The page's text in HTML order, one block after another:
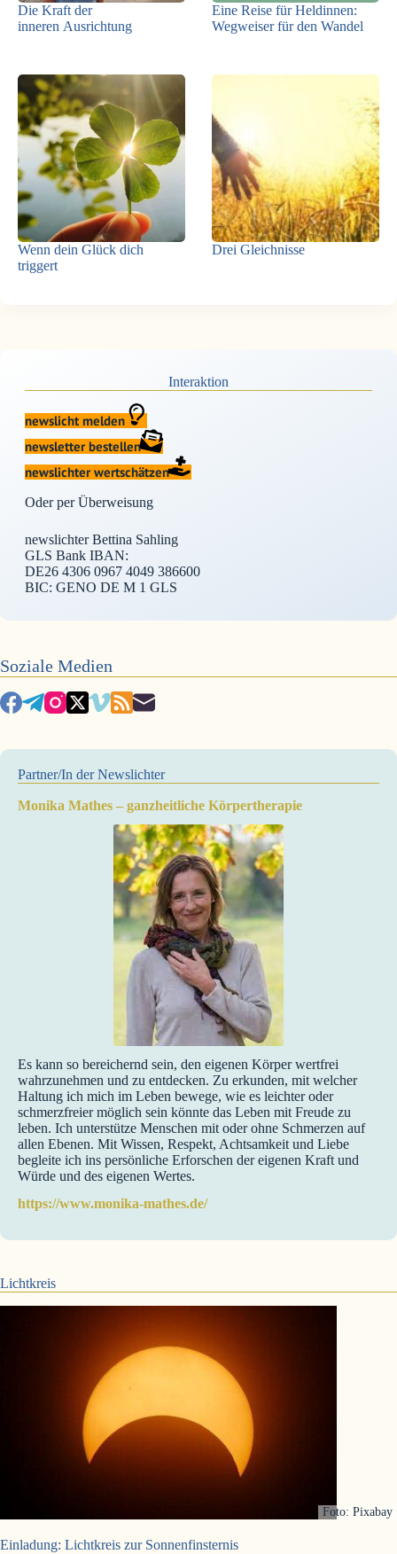
Die Kraft der
inneren Ausrichtung
Eine Reise für Heldinnen:
Wegweiser für den Wandel
Wenn dein Glück dich
triggert
Drei Gleichnisse
Interaktion
newslicht melden
newsletter bestellen
newslichter wertschätzen
Oder per Überweisung
newslichter Bettina Sahling
GLS Bank IBAN:
DE26 4306 0967 4049 386600
BIC: GENO DE M 1 GLS
Soziale Medien
Partner/In der Newslichter
Monika Mathes – ganzheitliche Körpertherapie
Es kann so bereichernd sein, den eigenen Körper wertfrei
wahrzunehmen und zu entdecken. Zu erkunden, mit welcher
Haltung ich mich im Leben bewege, wie es leichter oder
schmerzfreier möglich sein könnte das Leben mit Freude zu
leben. Ich unterstütze Menschen mit oder ohne Schmerzen auf
allen Ebenen. Mit Wissen, Respekt, Achtsamkeit und Liebe
begleite ich ins persönliche Erforschen der eigenen Kraft und
Würde und des eigenen Wertes.
https://www.monika-mathes.de/
Lichtkreis
Foto: Pixabay
Einladung: Lichtkreis zur Sonnenfinsternis